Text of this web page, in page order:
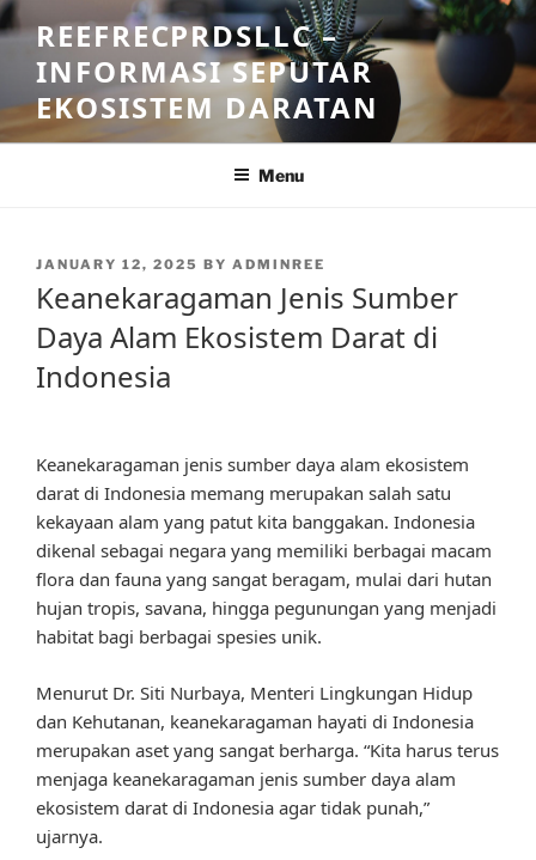
Skip
to
content
REEFRECPRDSLLC –
INFORMASI SEPUTAR
EKOSISTEM DARATAN
Menu
POSTED
JANUARY 12, 2025 BY ADMINREE
Keanekaragaman Jenis Sumber
Daya Alam Ekosistem Darat di
Indonesia
Keanekaragaman jenis sumber daya alam ekosistem
darat di Indonesia memang merupakan salah satu
kekayaan alam yang patut kita banggakan. Indonesia
dikenal sebagai negara yang memiliki berbagai macam
flora dan fauna yang sangat beragam, mulai dari hutan
hujan tropis, savana, hingga pegunungan yang menjadi
habitat bagi berbagai spesies unik.
Menurut Dr. Siti Nurbaya, Menteri Lingkungan Hidup
dan Kehutanan, keanekaragaman hayati di Indonesia
merupakan aset yang sangat berharga. “Kita harus terus
menjaga keanekaragaman jenis sumber daya alam
ekosistem darat di Indonesia agar tidak punah,”
ujarnya.